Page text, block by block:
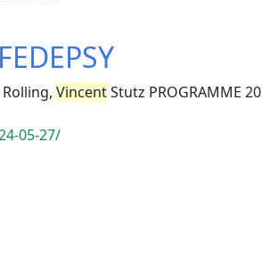
VincentStutz PROGRAMME
05-27/